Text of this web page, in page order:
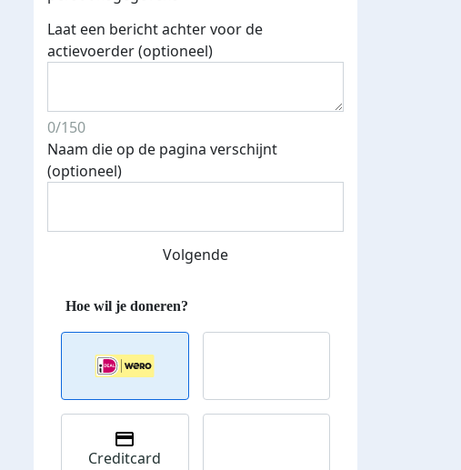
Laat een bericht achter voor de
actievoerder (optioneel)
0/150
Naam die op de pagina verschijnt
(optioneel)
Volgende
Creditcard